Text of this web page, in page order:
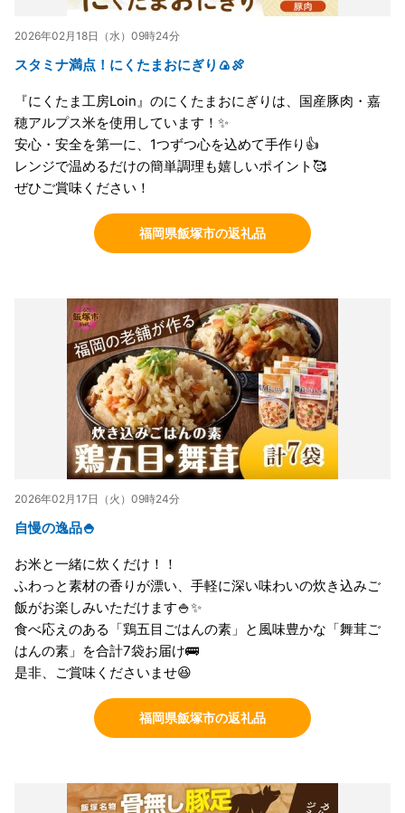
2026年02月18日（水）09時24分
スタミナ満点！にくたまおにぎり🍙🍖
『にくたま工房Loin』のにくたまおにぎりは、国産豚肉・嘉
穂アルプス米を使用しています！✨
安心・安全を第一に、1つずつ心を込めて手作り👍
レンジで温めるだけの簡単調理も嬉しいポイント🥰
ぜひご賞味ください！
福岡県飯塚市の返礼品
2026年02月17日（火）09時24分
自慢の逸品🍚
お米と一緒に炊くだけ！！
ふわっと素材の香りが漂い、手軽に深い味わいの炊き込みご
飯がお楽しみいただけます🍚✨
食べ応えのある「鶏五目ごはんの素」と風味豊かな「舞茸ご
はんの素」を合計7袋お届け🚌
是非、ご賞味くださいませ😆
福岡県飯塚市の返礼品